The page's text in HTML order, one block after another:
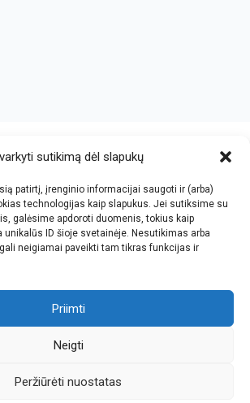
sutikimą dėl slapukų
patirtį, įrenginio informacijai saugoti ir (arba)
technologijas kaip slapukus. Jei sutiksime su
galėsime apdoroti duomenis, tokius kaip
unikalūs ID šioje svetainėje. Nesutikimas arba
neigiamai paveikti tam tikras funkcijas ir
Priimti
Neigti
Peržiūrėti nuostatas
V. Jankovskio firma
Įmonės kodas: 123612573
PVM kodas: LT236125716
Parko g.7, Naujoji Vilnia, KNYGYNAS
Darbo laikas: I-V 9.00-18.00